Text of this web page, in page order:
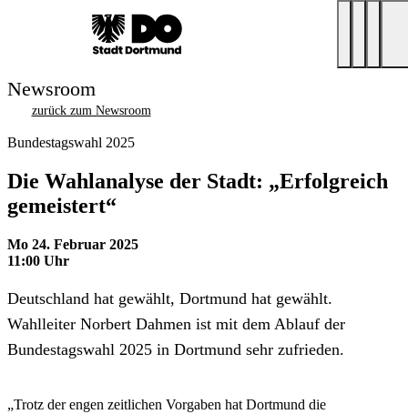
Newsroom
zurück zum Newsroom
Bundestagswahl 2025
Die Wahlanalyse der Stadt: „Erfolgreich
gemeistert“
Mo 24. Februar 2025
11:00 Uhr
Deutschland hat gewählt, Dortmund hat gewählt.
Wahlleiter Norbert Dahmen ist mit dem Ablauf der
Bundestagswahl 2025 in Dortmund sehr zufrieden.
„Trotz der engen zeitlichen Vorgaben hat Dortmund die